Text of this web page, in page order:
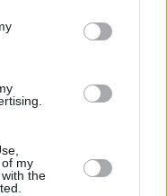
en este sitio web o
my
the